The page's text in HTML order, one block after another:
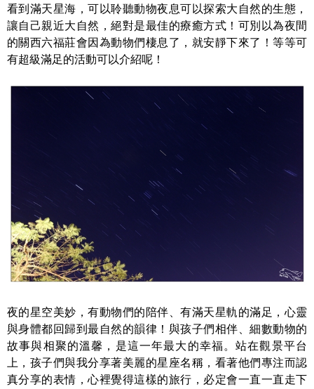
看到滿天星海，可以聆聽動物夜息可以探索大自然的生態，
讓自己親近大自然，絕對是最佳的療癒方式！可別以為夜間
的關西六福莊會因為動物們棲息了，就安靜下來了！等等可
有超級滿足的活動可以介紹呢！
夜的星空美妙，有動物們的陪伴、有滿天星軌的滿足，心靈
與身體都回歸到最自然的韻律！與孩子們相伴、細數動物的
故事與相聚的溫馨，是這一年最大的幸福。站在觀景平台
上，孩子們與我分享著美麗的星座名稱，看著他們專注而認
真分享的表情，心裡覺得這樣的旅行，必定會一直一直走下